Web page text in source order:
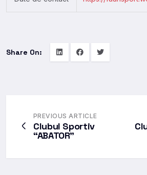
Share On:
PREVIOUS ARTICLE
Clubul Sportiv
“ABATOR”